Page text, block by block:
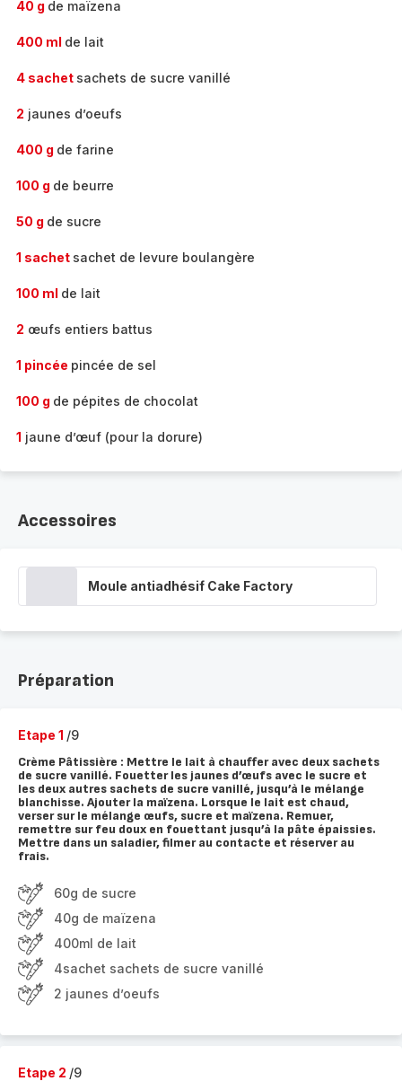
40 g de maïzena
400 ml de lait
4 sachet sachets de sucre vanillé
2 jaunes d’oeufs
400 g de farine
100 g de beurre
50 g de sucre
1 sachet sachet de levure boulangère
100 ml de lait
2 œufs entiers battus
1 pincée pincée de sel
100 g de pépites de chocolat
1 jaune d’œuf (pour la dorure)
Accessoires
Moule antiadhésif Cake Factory
Préparation
Etape 1 /9
Crème Pâtissière : Mettre le lait à chauffer avec deux sachets
de sucre vanillé. Fouetter les jaunes d’œufs avec le sucre et
les deux autres sachets de sucre vanillé, jusqu’à le mélange
blanchisse. Ajouter la maïzena. Lorsque le lait est chaud,
verser sur le mélange œufs, sucre et maïzena. Remuer,
remettre sur feu doux en fouettant jusqu’à la pâte épaissies.
Mettre dans un saladier, filmer au contacte et réserver au
frais.
60g de sucre
40g de maïzena
400ml de lait
4sachet sachets de sucre vanillé
2 jaunes d’oeufs
Etape 2 /9